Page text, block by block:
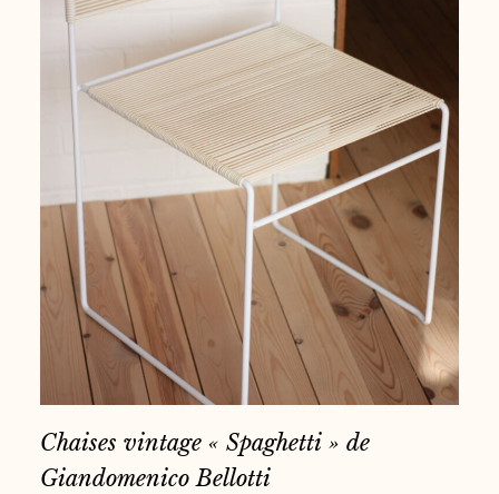
Chaises vintage « Spaghetti » de
Giandomenico Bellotti